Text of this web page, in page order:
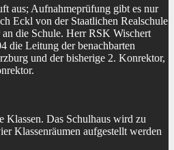
aus; Aufnahmeprüfung gibt es nur
Eckl von der Staatlichen Realschule
die Schule. Herr RSK Wischert
die Leitung der benachbarten
und der bisherige 2. Konrektor,
Klassen. Das Schulhaus wird zu
Klassenräumen aufgestellt werden